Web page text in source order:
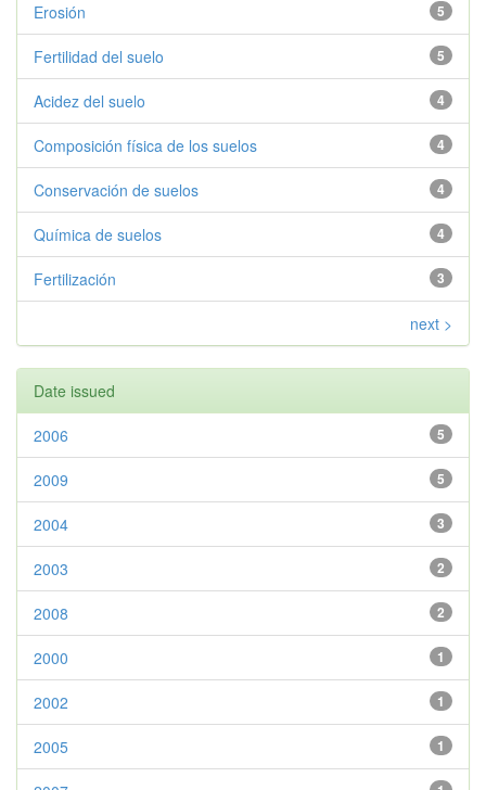
5
Erosión
5
Fertilidad del suelo
4
Acidez del suelo
4
Composición física de los suelos
4
Conservación de suelos
4
Química de suelos
3
Fertilización
next >
Date issued
5
2006
5
2009
3
2004
2
2003
2
2008
1
2000
1
2002
1
2005